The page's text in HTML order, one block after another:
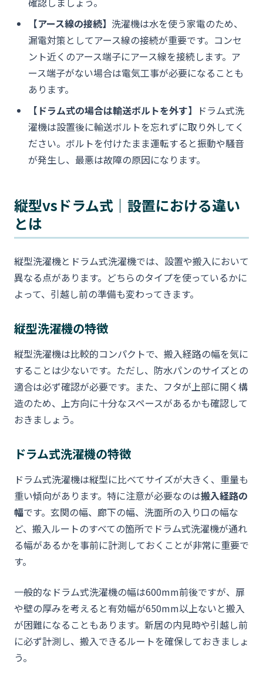
【アース線の接続】 洗濯機は水を使う家電のため、
漏電対策としてアース線の接続が重要です。コンセ
ント近くのアース端子にアース線を接続します。ア
ース端子がない場合は電気工事が必要になることも
あります。
【ドラム式の場合は輸送ボルトを外す】 ドラム式洗
濯機は設置後に輸送ボルトを忘れずに取り外してく
ださい。ボルトを付けたまま運転すると振動や騒音
が発生し、最悪は故障の原因になります。
縦型vsドラム式｜設置における違い
とは
縦型洗濯機とドラム式洗濯機では、設置や搬入において
異なる点があります。どちらのタイプを使っているかに
よって、引越し前の準備も変わってきます。
縦型洗濯機の特徴
縦型洗濯機は比較的コンパクトで、搬入経路の幅を気に
することは少ないです。ただし、防水パンのサイズとの
適合は必ず確認が必要です。また、フタが上部に開く構
造のため、上方向に十分なスペースがあるかも確認して
おきましょう。
ドラム式洗濯機の特徴
ドラム式洗濯機は縦型に比べてサイズが大きく、重量も
重い傾向があります。特に注意が必要なのは搬入経路の
幅です。玄関の幅、廊下の幅、洗面所の入り口の幅な
ど、搬入ルートのすべての箇所でドラム式洗濯機が通れ
る幅があるかを事前に計測しておくことが非常に重要で
す。
一般的なドラム式洗濯機の幅は600mm前後ですが、扉
や壁の厚みを考えると有効幅が650mm以上ないと搬入
が困難になることもあります。新居の内見時や引越し前
に必ず計測し、搬入できるルートを確保しておきましょ
う。